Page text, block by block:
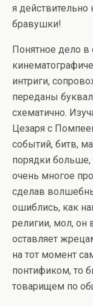
я
бравушки!
Понятное дело в
интриги,
переданы
схематично.
Цезаря с
событий, битв,
порядки
очень многое
сделав
ошиблись, как
религии, мол, он
оставляет
на тот момент
понтификом, то
товарищем по